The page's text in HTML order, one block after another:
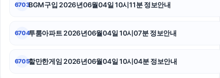
6703BGM구입 2026년06월04일 10시11분 정보안내
6704투룸아파트 2026년06월04일 10시07분 정보안내
6705할만한게임 2026년06월04일 10시04분 정보안내